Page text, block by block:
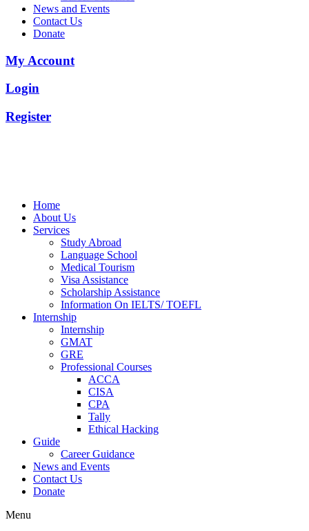
News and Events
Contact Us
Donate
My Account
Login
Register
Home
About Us
Services
Study Abroad
Language School
Medical Tourism
Visa Assistance
Scholarship Assistance
Information On IELTS/ TOEFL
Internship
Internship
GMAT
GRE
Professional Courses
ACCA
CISA
CPA
Tally
Ethical Hacking
Guide
Career Guidance
News and Events
Contact Us
Donate
Menu